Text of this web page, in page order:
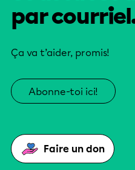
par
Ça va t’aider, promis!
Abonne-toi ici!
Faire un don